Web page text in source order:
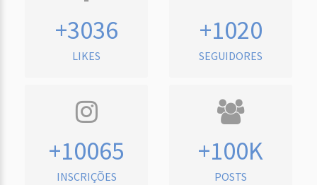
+3036
LIKES
+1020
SEGUIDORES
+10065
INSCRIÇÕES
+100K
POSTS